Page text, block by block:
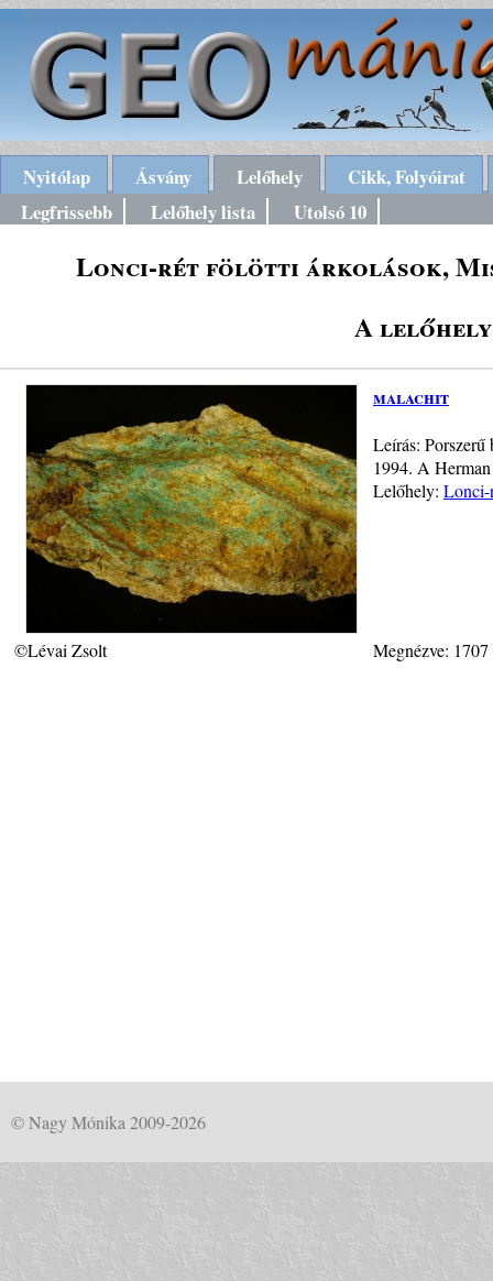
Nyitólap Ásvány Lelőhely
Cikk, Folyóirat
Legfrissebb
Lelőhely lista Utolsó 10
Lonci-rét fölötti árkolások,
A lelőhely
malachit
Leírás:
1994. A
Lelőhely: Lonci-
©Lévai Zsolt Megnézve:
© Nagy Mónika 2009-2026